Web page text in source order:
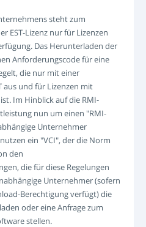
steht zum
EST-Lizenz nur für Lizenzen
Das Herunterladen der
Anforderungscode für eine
die nur mit einer
und für Lizenzen mit
Im Hinblick auf die RMI-
nun um einen "RMI-
Unternehmer
ein "VCI", der die Norm
den
die für diese Regelungen
Unternehmer (sofern
Berechtigung verfügt) die
oder eine Anfrage zum
stellen.